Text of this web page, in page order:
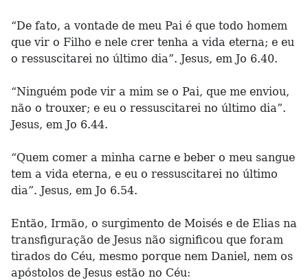
“De fato, a vontade de meu Pai é que todo homem
que vir o Filho e nele crer tenha a vida eterna; e eu
o ressuscitarei no último dia”. Jesus, em Jo 6.40.
“Ninguém pode vir a mim se o Pai, que me enviou,
não o trouxer; e eu o ressuscitarei no último dia”.
Jesus, em Jo 6.44.
“Quem comer a minha carne e beber o meu sangue
tem a vida eterna, e eu o ressuscitarei no último
dia”. Jesus, em Jo 6.54.
Então, Irmão, o surgimento de Moisés e de Elias na
transfiguração de Jesus não significou que foram
tirados do Céu, mesmo porque nem Daniel, nem os
apóstolos de Jesus estão no Céu: